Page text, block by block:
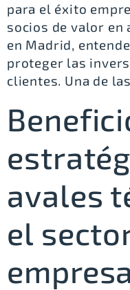
para el éxito
socios de valor
en Madrid,
proteger las
clientes. Una de
avales
el